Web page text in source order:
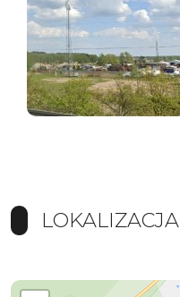
LOKALIZACJA